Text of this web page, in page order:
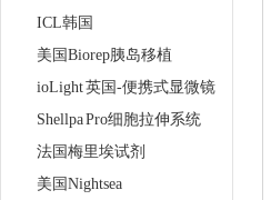
ICL韩国
美国Biorep胰岛移植
ioLight 英国-便携式显微镜
Shellpa Pro细胞拉伸系统
法国梅里埃试剂
美国Nightsea